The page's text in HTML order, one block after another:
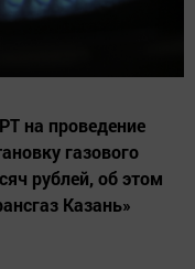
на проведение
газового
рублей, об этом
Казань»